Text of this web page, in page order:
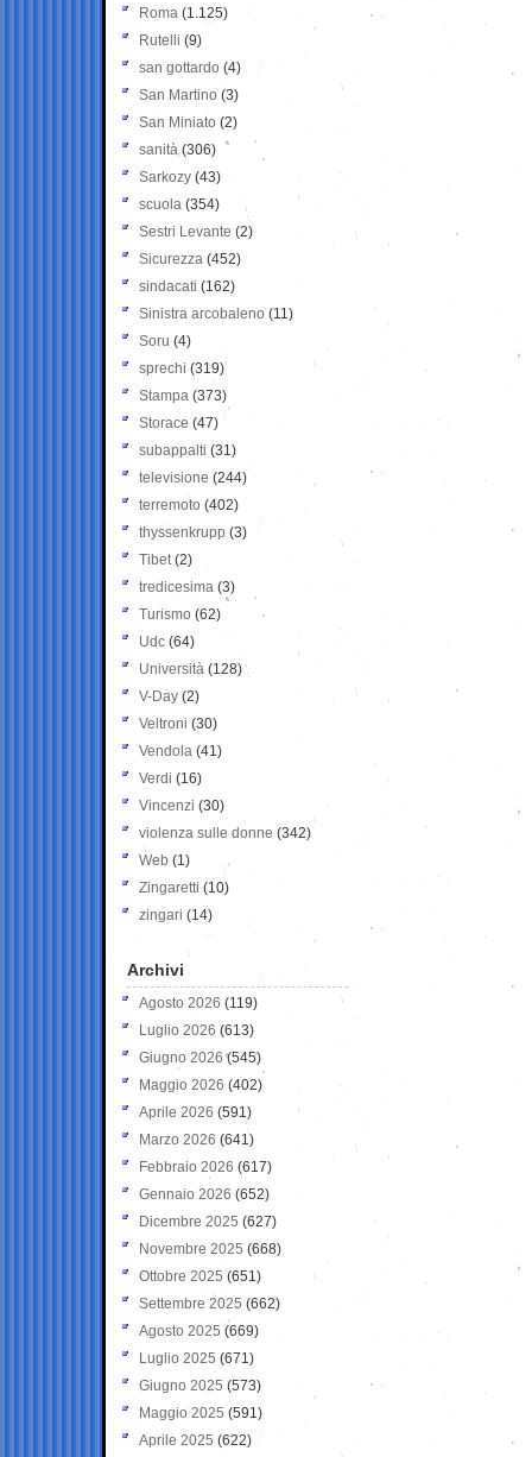
Roma (1.125)
Rutelli (9)
san gottardo (4)
San Martino (3)
San Miniato (2)
sanità (306)
Sarkozy (43)
scuola (354)
Sestri Levante (2)
Sicurezza (452)
sindacati (162)
Sinistra arcobaleno (11)
Soru (4)
sprechi (319)
Stampa (373)
Storace (47)
subappalti (31)
televisione(244)
terremoto (402)
thyssenkrupp (3)
Tibet(2)
tredicesima (3)
Turismo (62)
Udc (64)
Università (128)
V-Day (2)
Veltroni (30)
Vendola (41)
Verdi (16)
Vincenzi (30)
violenza sulle donne (342)
Web (1)
Zingaretti (10)
zingari (14)
Archivi
Agosto 2026 (119)
Luglio 2026 (613)
Giugno 2026 (545)
Maggio 2026 (402)
Aprile 2026 (591)
Marzo 2026 (641)
Febbraio 2026 (617)
Gennaio 2026 (652)
Dicembre 2025 (627)
Novembre 2025 (668)
Ottobre 2025 (651)
Settembre 2025 (662)
Agosto 2025 (669)
Luglio 2025 (671)
Giugno 2025 (573)
Maggio 2025 (591)
Aprile 2025 (622)